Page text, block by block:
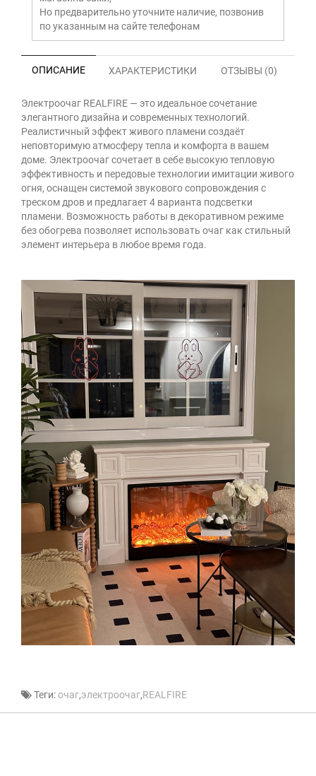
Но предварительно уточните наличие, позвонив
по указанным на сайте телефонам
ОПИСАНИЕ ХАРАКТЕРИСТИКИ ОТЗЫВЫ (0)
Электроочаг REALFIRE — это идеальное сочетание
элегантного дизайна и современных технологий.
Реалистичный эффект живого пламени создаёт
неповторимую атмосферу тепла и комфорта в вашем
доме. Электроочаг сочетает в себе высокую тепловую
эффективность и передовые технологии имитации живого
огня, оснащен системой звукового сопровождения с
треском дров и предлагает 4 варианта подсветки
пламени. Возможность работы в декоративном режиме
без обогрева позволяет использовать очаг как стильный
элемент интерьера в любое время года.
Теги:очаг,электроочаг,REALFIRE